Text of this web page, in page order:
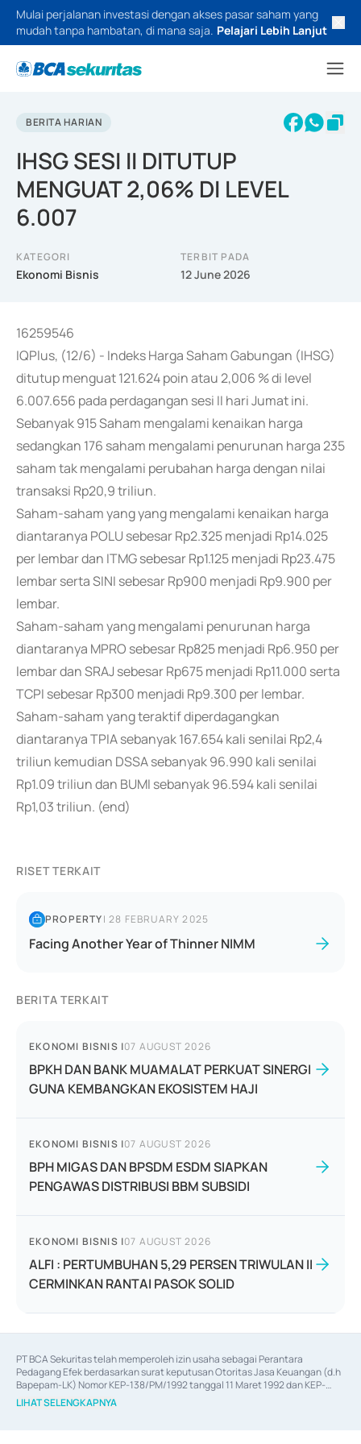
Mulai perjalanan investasi dengan akses pasar saham yang
mudah tanpa hambatan, di mana saja. Pelajari Lebih Lanjut
BERITA HARIAN
IHSG SESI II DITUTUP
MENGUAT 2,06% DI LEVEL
6.007
KATEGORI
Ekonomi Bisnis
TERBIT PADA
12 June 2026
16259546
IQPlus, (12/6) - Indeks Harga Saham Gabungan (IHSG)
ditutup menguat 121.624 poin atau 2,006 % di level
6.007.656 pada perdagangan sesi II hari Jumat ini.
Sebanyak 915 Saham mengalami kenaikan harga
sedangkan 176 saham mengalami penurunan harga 235
saham tak mengalami perubahan harga dengan nilai
transaksi Rp20,9 triliun.
Saham-saham yang yang mengalami kenaikan harga
diantaranya POLU sebesar Rp2.325 menjadi Rp14.025
per lembar dan ITMG sebesar Rp1.125 menjadi Rp23.475
lembar serta SINI sebesar Rp900 menjadi Rp9.900 per
lembar.
Saham-saham yang mengalami penurunan harga
diantaranya MPRO sebesar Rp825 menjadi Rp6.950 per
lembar dan SRAJ sebesar Rp675 menjadi Rp11.000 serta
TCPI sebesar Rp300 menjadi Rp9.300 per lembar.
Saham-saham yang teraktif diperdagangkan
diantaranya TPIA sebanyak 167.654 kali senilai Rp2,4
triliun kemudian DSSA sebanyak 96.990 kali senilai
Rp1.09 triliun dan BUMI sebanyak 96.594 kali senilai
Rp1,03 triliun. (end)
RISET TERKAIT
PROPERTY|28 FEBRUARY 2025
Facing Another Year of Thinner NIMM
BERITA TERKAIT
EKONOMI BISNIS |07 AUGUST 2026
BPKH DAN BANK MUAMALAT PERKUAT SINERGI
GUNA KEMBANGKAN EKOSISTEM HAJI
EKONOMI BISNIS |07 AUGUST 2026
BPH MIGAS DAN BPSDM ESDM SIAPKAN
PENGAWAS DISTRIBUSI BBM SUBSIDI
EKONOMI BISNIS |07 AUGUST 2026
ALFI : PERTUMBUHAN 5,29 PERSEN TRIWULAN II
CERMINKAN RANTAI PASOK SOLID
PT BCA Sekuritas telah memperoleh izin usaha sebagai Perantara
Pedagang Efek berdasarkan surat keputusan Otoritas Jasa Keuangan (d.h
Bapepam-LK) Nomor KEP-138/PM/1992 tanggal 11 Maret 1992 dan KEP-
06/D.04/2014 tanggal 28 Februari 2014, izin usaha sebagai Penjamin Emisi
Efek berdasarkan surat keputusan Otoritas Jasa Keuangan Nomor KEP-
LIHAT SELENGKAPNYA